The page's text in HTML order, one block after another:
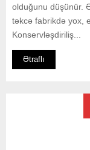
olduğunu düşünür.
təkcə fabrikdə yox,
Konservləşdiriliş...
Ətraflı